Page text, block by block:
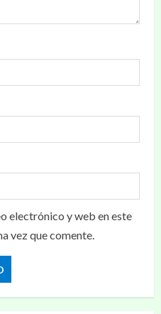
electrónico y web en este
vez que comente.